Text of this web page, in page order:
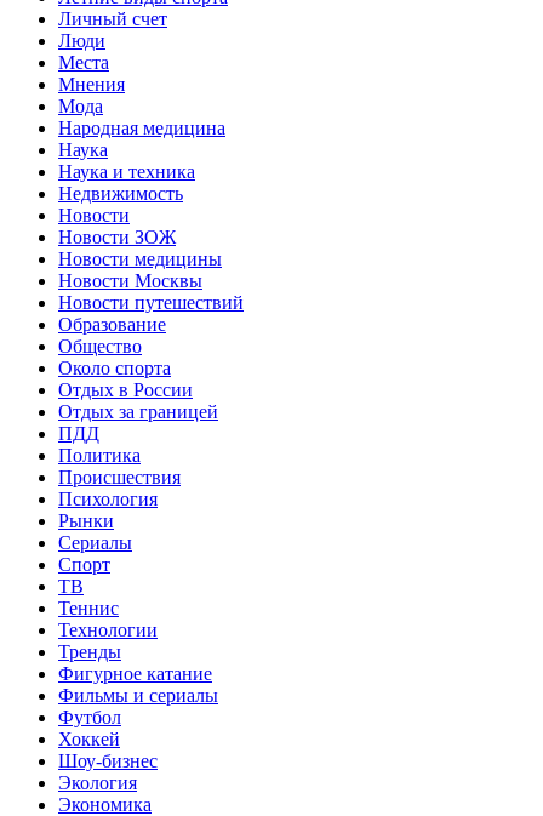
Личный счет
Люди
Места
Мнения
Мода
Народная медицина
Наука
Наука и техника
Недвижимость
Новости
Новости ЗОЖ
Новости медицины
Новости Москвы
Новости путешествий
Образование
Общество
Около спорта
Отдых в России
Отдых за границей
ПДД
Политика
Происшествия
Психология
Рынки
Сериалы
Спорт
ТВ
Теннис
Технологии
Тренды
Фигурное катание
Фильмы и сериалы
Футбол
Хоккей
Шоу-бизнес
Экология
Экономика